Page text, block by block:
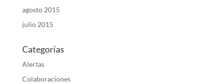
agosto 2015
julio 2015
Categorías
Alertas
Colaboraciones